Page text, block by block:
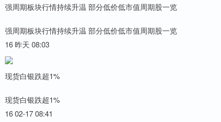
强周期板块行情持续升温 部分低价低市值周期股一览
强周期板块行情持续升温 部分低价低市值周期股一览
16 昨天 08:03
现货白银跌超1%
现货白银跌超1%
16 02-17 08:41